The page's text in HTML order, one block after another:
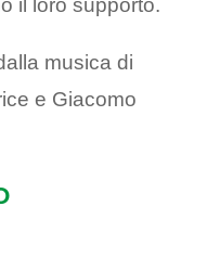
il loro supporto.
musica di
e Giacomo